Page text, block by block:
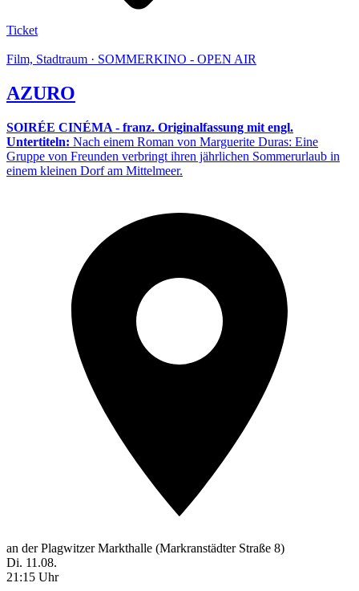
Ticket
Film, Stadtraum · SOMMERKINO - OPEN AIR
AZURO
SOIRÉE CINÉMA - franz. Originalfassung mit engl.
Untertiteln: Nach einem Roman von Marguerite Duras: Eine
Gruppe von Freunden verbringt ihren jährlichen Sommerurlaub in
einem kleinen Dorf am Mittelmeer.
an der Plagwitzer Markthalle (Markranstädter Straße 8)
Di. 11.08.
21:15 Uhr